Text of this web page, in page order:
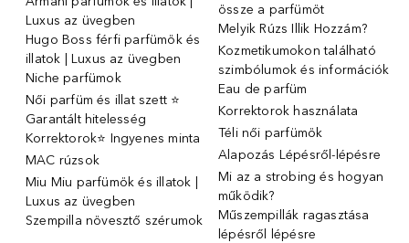
Luxus az üvegben
Hugo Boss férfi parfümök és
illatok | Luxus az üvegben
Niche parfümok
Női parfüm és illat szett ⭐
Garantált hitelesség
Korrektorok⭐ Ingyenes minta
MAC rúzsok
Miu Miu parfümök és illatok |
Luxus az üvegben
Szempilla növesztő szérumok
össze a parfümöt
Melyik Rúzs Illik Hozzám?
Kozmetikumokon található
szimbólumok és információk
Eau de parfüm
Korrektorok használata
Téli női parfümök
Alapozás Lépésről-lépésre
Mi az a strobing és hogyan
működik?
Műszempillák ragasztása
lépésről lépésre